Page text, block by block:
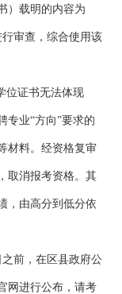
）载明的内容为
审查，综合使用该
位证书无法体现
专业“方向”要求的
材料。经资格复审
取消报考资格。其
，由高分到低分依
前，在区县政府公
网进行公布，请考